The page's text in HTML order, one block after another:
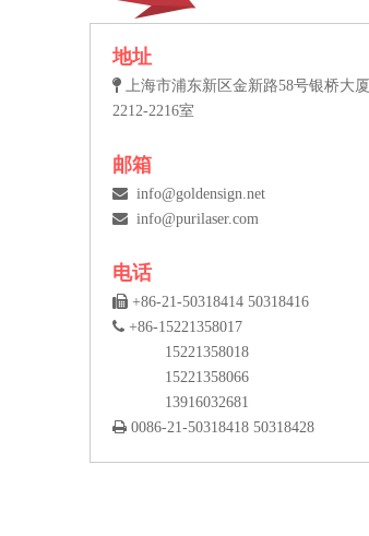
地址
 上海市浦东新区金新路58号银桥大厦
2212-2216室
邮箱
 info@goldensign.net
 info@purilaser.com
电话
 +86-21-50318414 50318416
 +86-15221358017
15221358018
15221358066
13916032681
 0086-21-50318418 50318428